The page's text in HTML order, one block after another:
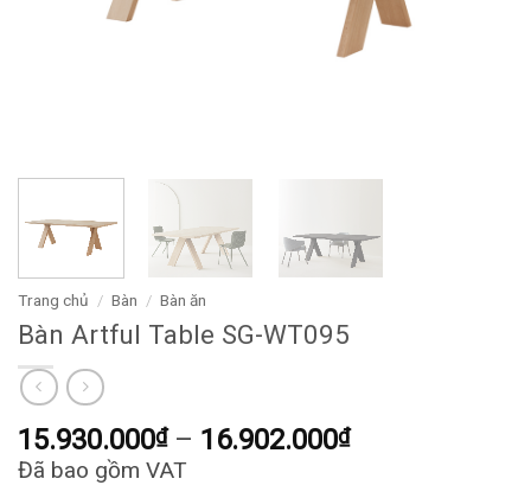
Trang chủ / Bàn / Bàn ăn
Bàn Artful Table SG-WT095
15.930.000₫ – 16.902.000₫Khoảng
Đã bao gồm VAT